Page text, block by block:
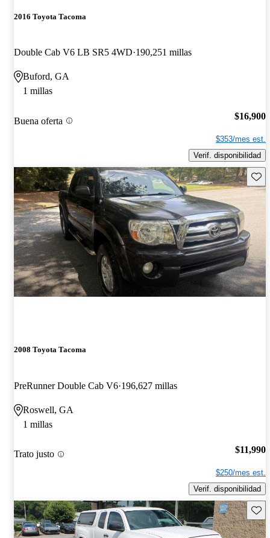
2016 Toyota Tacoma
Double Cab V6 LB SR5 4WD 190,251 millas
Buford, GA
1 millas
Buena oferta $16,900
$353/mes est.
Verif. disponibilidad
2008 Toyota Tacoma
PreRunner Double Cab V6 196,627 millas
Roswell, GA
1 millas
Trato justo $11,990
$250/mes est.
Verif. disponibilidad